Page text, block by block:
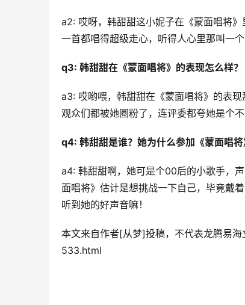
a2: 哎呀，韩甜甜这小妮子在《蒙面唱将
一首都唱得超级走心，听得人心里那叫一
q3: 韩甜甜在《蒙面唱将》的表现怎么样？
a3: 哎哟喂，韩甜甜在《蒙面唱将》的表
观众们都被她圈粉了，连评委都夸她是个不
q4: 韩甜甜是谁？她为什么参加《蒙面唱将
a4: 韩甜甜啊，她可是个00后的小歌手，
面唱将》估计是想挑战一下自己，毕竟戴
听到她的好声音嘛！
本文来自作者[从梦]投稿，不代表龙腾易
533.html